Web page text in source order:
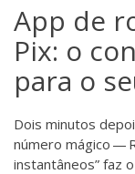
App de
Pix: o
para o
Dois minutos
número mágico —
instantâneos” faz